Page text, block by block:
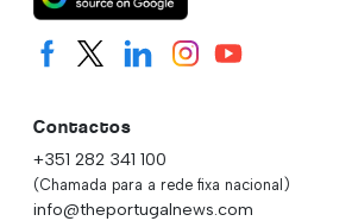
Contactos
+351 282 341 100
(Chamada para a rede fixa nacional)
info@theportugalnews.com